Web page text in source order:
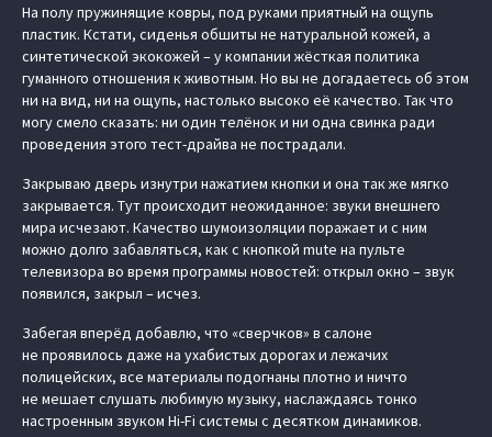
На полу пружинящие ковры, под руками приятный на ощупь
пластик. Кстати, сиденья обшиты не натуральной кожей, а
синтетической экокожей – у компании жёсткая политика
гуманного отношения к животным. Но вы не догадаетесь об этом
ни на вид, ни на ощупь, настолько высоко её качество. Так что
могу смело сказать: ни один телёнок и ни одна свинка ради
проведения этого тест-драйва не пострадали.
Закрываю дверь изнутри нажатием кнопки и она так же мягко
закрывается. Тут происходит неожиданное: звуки внешнего
мира исчезают. Качество шумоизоляции поражает и с ним
можно долго забавляться, как с кнопкой mute на пульте
телевизора во время программы новостей: открыл окно – звук
появился, закрыл – исчез.
Забегая вперёд добавлю, что «сверчков» в салоне
не проявилось даже на ухабистых дорогах и лежачих
полицейских, все материалы подогнаны плотно и ничто
не мешает слушать любимую музыку, наслаждаясь тонко
настроенным звуком Hi-Fi системы с десятком динамиков.